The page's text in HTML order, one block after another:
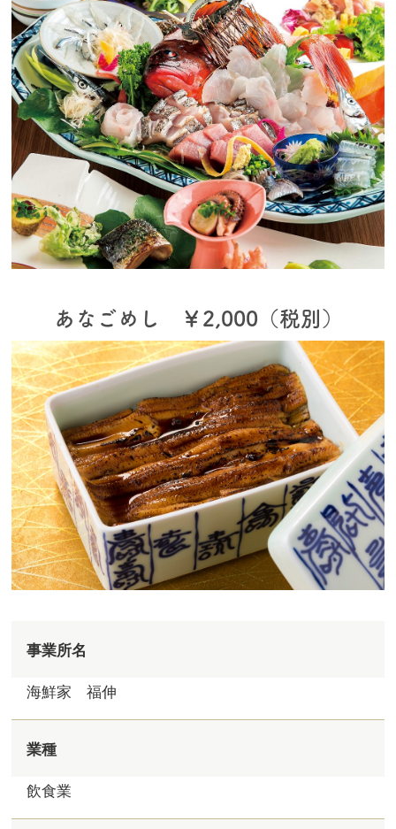
あなごめし ￥2,000（税別）
事業所名
海鮮家 福伸
業種
飲食業